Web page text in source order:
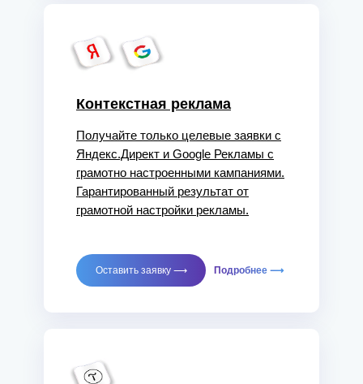
Контекстная реклама
Получайте только целевые заявки с
Яндекс.Директ и Google Рекламы с
грамотно настроенными кампаниями.
Гарантированный результат от
грамотной настройки рекламы.
Подробнее ⟶
Оставить заявку ⟶